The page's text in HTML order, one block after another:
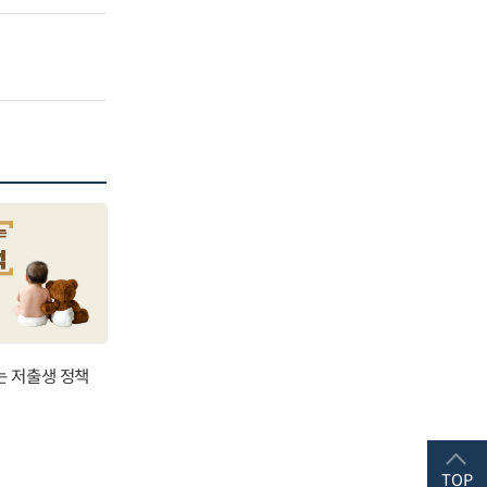
저출생 정책
TOP